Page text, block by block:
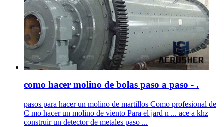
como hacer molino de bolas paso a paso - .
pasos para hacer un molino de martillos Como profesional de
C mo hacer un molino de viento Para el jard n ... ace a khz
construir un detector de metales paso ...